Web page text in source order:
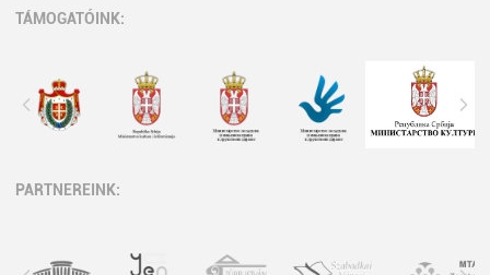
TÁMOGATÓINK:
PARTNEREINK: